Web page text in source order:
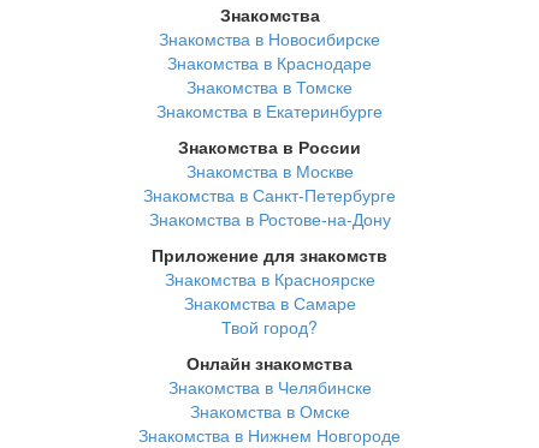
Знакомства
Знакомства в Новосибирске
Знакомства в Краснодаре
Знакомства в Томске
Знакомства в Екатеринбурге
Знакомства в России
Знакомства в Москве
Знакомства в Санкт-Петербурге
Знакомства в Ростове-на-Дону
Приложение для знакомств
Знакомства в Красноярске
Знакомства в Самаре
Твой город?
Онлайн знакомства
Знакомства в Челябинске
Знакомства в Омске
Знакомства в Нижнем Новгороде